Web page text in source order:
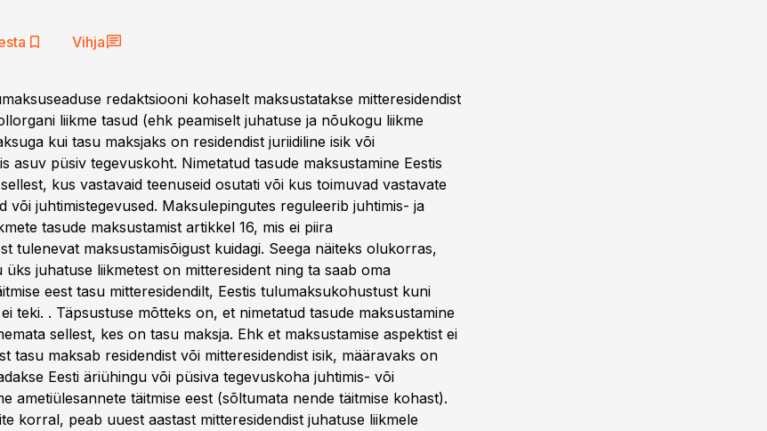
Vihja
redaktsiooni kohaselt maksustatakse mitteresidendist
liikme tasud (ehk peamiselt juhatuse ja nõukogu liikme
kui tasu maksjaks on residendist juriidiline isik või
asuv püsiv tegevuskoht. Nimetatud tasude maksustamine Eestis
kus vastavaid teenuseid osutati või kus toimuvad vastavate
või juhtimistegevused. Maksulepingutes reguleerib juhtimis- ja
tasude maksustamist artikkel 16, mis ei piira
tulenevat maksustamisõigust kuidagi. Seega näiteks olukorras,
üks juhatuse liikmetest on mitteresident ning ta saab oma
eest tasu mitteresidendilt, Eestis tulumaksukohustust kuni
teki. . Täpsustuse mõtteks on, et nimetatud tasude maksustamine
sellest, kes on tasu maksja. Ehk et maksustamise aspektist ei
tasu maksab residendist või mitteresidendist isik, määravaks on
Eesti äriühingu või püsiva tegevuskoha juhtimis- või
ametiülesannete täitmise eest (sõltumata nende täitmise kohast).
korral, peab uuest aastast mitteresidendist juhatuse liikmele